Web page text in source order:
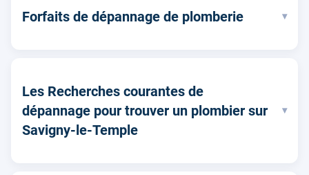
Forfaits de dépannage de plomberie ▾
Les Recherches courantes de
dépannage pour trouver un plombier sur
Savigny-le-Temple
▾